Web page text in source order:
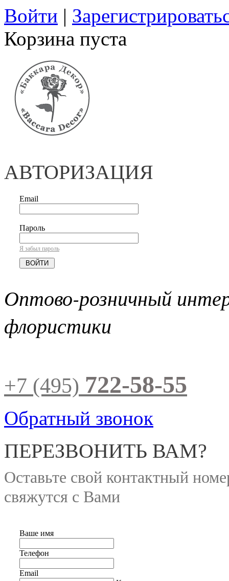
Войти |
Корзина пуста
АВТОРИЗАЦИЯ
Email
Пароль
Я забыл пароль
Оптово-розничный
флористики
+7 (495) 722-58-55
Обратный звонок
ПЕРЕЗВОНИТЬ ВАМ?
Оставьте свой контактный
свяжутся с Вами
Ваше имя
Телефон
Email